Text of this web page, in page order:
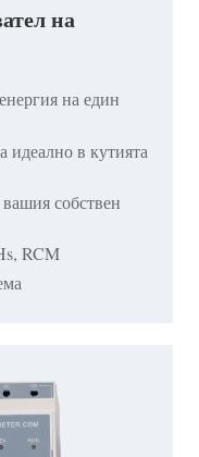
на
на един
в кутията
собствен
RCM